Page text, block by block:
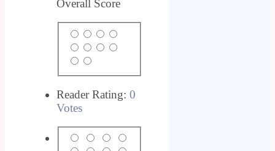
Overall Score
Reader Rating: 0
Votes